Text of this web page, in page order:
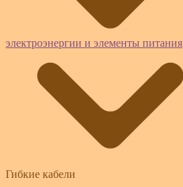
электроэнергии и элементы питания
Гибкие кабели